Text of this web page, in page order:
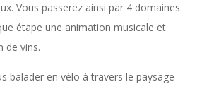
Vous passerez ainsi par 4 domaines
étape une animation musicale et
de vins.
balader en vélo à travers le paysage